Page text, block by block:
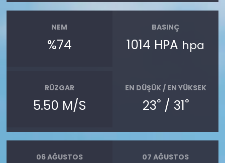
NEM
%74
BASINÇ
1014 HPA hpa
RÜZGAR
5.50 M/S
EN DÜŞÜK / EN YÜKSEK
23°/ 31°
06 AĞUSTOS 07 AĞUSTOS